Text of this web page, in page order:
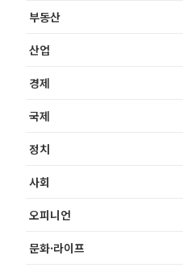
부동산
산업
경제
국제
정치
사회
오피니언
문화·라이프